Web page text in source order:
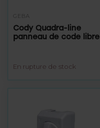
GEBA
Cody Quadra-line
panneau de code libre
En rupture de stock